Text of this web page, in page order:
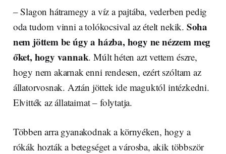
– Slagon hátramegy a víz a pajtába, vederben pedig
oda tudom vinni a tolókocsival az ételt nekik. Soha
nem jöttem be úgy a házba, hogy ne nézzem meg
őket, hogy vannak. Múlt héten azt vettem észre,
hogy nem akarnak enni rendesen, ezért szóltam az
állatorvosnak. Aztán jöttek ide maguktól intézkedni.
Elvitték az állataimat – folytatja.
Többen arra gyanakodnak a környéken, hogy a
rókák hozták a betegséget a városba, akik többször